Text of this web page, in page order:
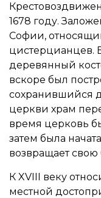
1678 году.
Софии,
цистерцианцев.
деревянный
вскоре был
сохранившийся
церкви храм
время церковь
затем была
возвращает свою
К XVIII веку
местной